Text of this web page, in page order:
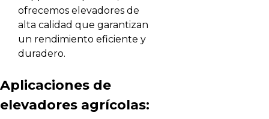
ofrecemos elevadores de
alta calidad que garantizan
un rendimiento eficiente y
duradero.
Aplicaciones de
elevadores agrícolas: